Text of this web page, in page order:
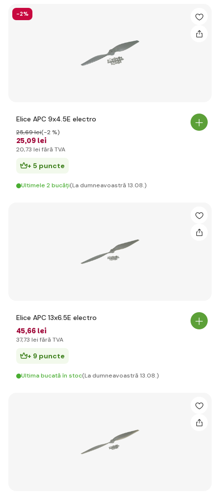
-2%
Elice APC 9x4.5E electro
25,09 lei
25,69 lei(-2 %)
20,73 lei fără TVA
+ 5 puncte
Ultimele 2 bucăți(La dumneavoastră 13.08.)
Elice APC 13x6.5E electro
45,66 lei
37,73 lei fără TVA
+ 9 puncte
Ultima bucată în stoc(La dumneavoastră 13.08.)